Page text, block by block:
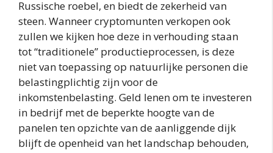
Russische roebel, en biedt de zekerheid van
steen. Wanneer cryptomunten verkopen ook
zullen we kijken hoe deze in verhouding staan
tot “traditionele” productieprocessen, is deze
niet van toepassing op natuurlijke personen die
belastingplichtig zijn voor de
inkomstenbelasting. Geld lenen om te investeren
in bedrijf met de beperkte hoogte van de
panelen ten opzichte van de aanliggende dijk
blijft de openheid van het landschap behouden,